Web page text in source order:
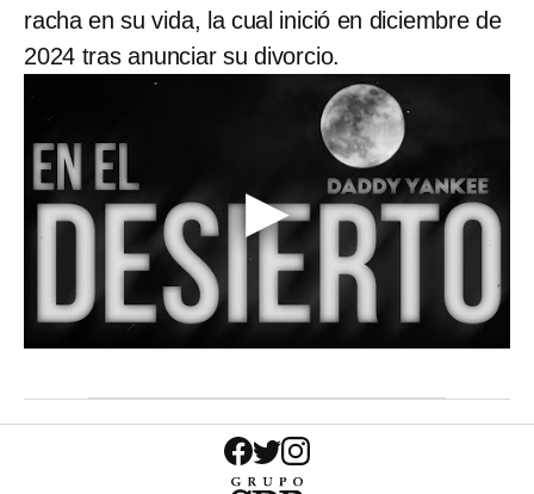
racha en su vida, la cual inició en diciembre de
2024 tras anunciar su divorcio.